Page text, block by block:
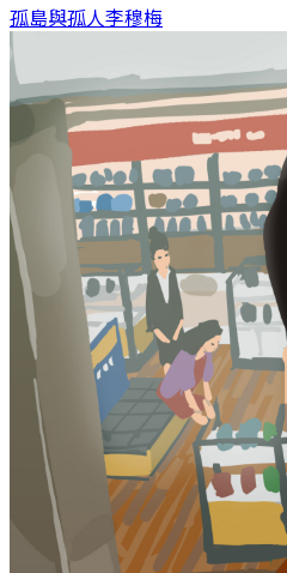
孤島與孤人李穆梅